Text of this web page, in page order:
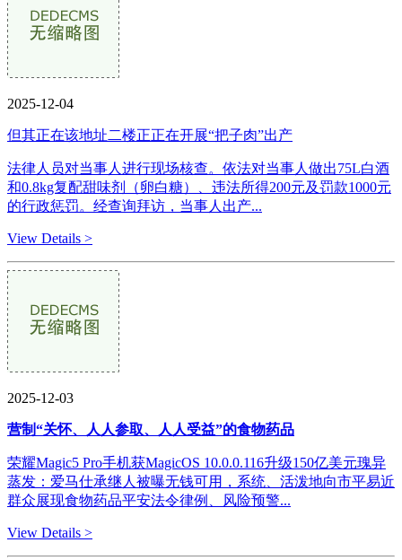
2025-12-04
但其正在该地址二楼正正在开展“把子肉”出产
法律人员对当事人进行现场核查。依法对当事人做出75L白酒
和0.8kg复配甜味剂（卵白糖）、违法所得200元及罚款1000元
的行政惩罚。经查询拜访，当事人出产...
View Details >
2025-12-03
营制“关怀、人人参取、人人受益”的食物药品
荣耀Magic5 Pro手机获MagicOS 10.0.0.116升级150亿美元瑰异
蒸发：爱马仕承继人被曝无钱可用，系统、活泼地向市平易近
群众展现食物药品平安法令律例、风险预警...
View Details >